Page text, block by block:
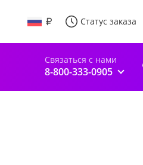
Статус заказа
Связаться с нами
8-800-333-0905